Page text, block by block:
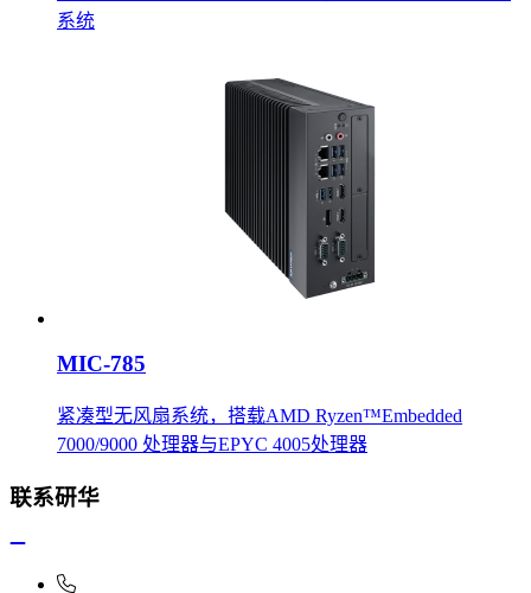
系统
MIC-785
紧凑型无风扇系统，搭载AMD Ryzen™Embedded
7000/9000 处理器与EPYC 4005处理器
联系研华